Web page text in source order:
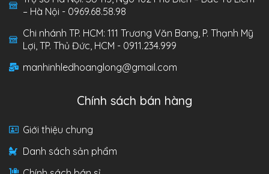
– Hà Nội - 0969.68.58.98
Chi nhánh TP. HCM: 111 Trương Văn Bang, P. Thạnh Mỹ
Lợi, TP. Thủ Đức, HCM - 0911.234.999
manhinhledhoanglong@gmail.com
Chính sách bán hàng
Giới thiệu chung
Danh sách sản phẩm